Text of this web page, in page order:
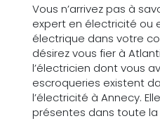
Vous n’arrivez pas à
expert en électricité ou
électrique dans votre
désirez vous fier à
l’électricien dont vous
escroqueries existent
l’électricité à Annecy.
présentes dans toute la